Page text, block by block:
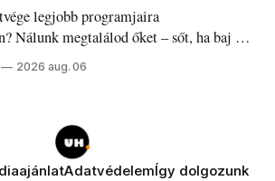
legjobb programjaira
Nálunk megtalálod őket – sőt, ha baj van
ügyeletet is!
2026 aug. 06
AdatvédelemÍgy dolgozunk